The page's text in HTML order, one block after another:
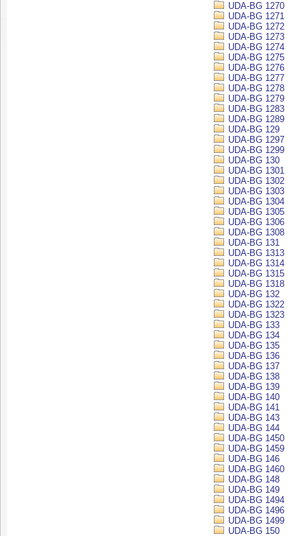
UDA-BG 1270
UDA-BG 1271
UDA-BG 1272
UDA-BG 1273
UDA-BG 1274
UDA-BG 1275
UDA-BG 1276
UDA-BG 1277
UDA-BG 1278
UDA-BG 1279
UDA-BG 1283
UDA-BG 1289
UDA-BG 129
UDA-BG 1297
UDA-BG 1299
UDA-BG 130
UDA-BG 1301
UDA-BG 1302
UDA-BG 1303
UDA-BG 1304
UDA-BG 1305
UDA-BG 1306
UDA-BG 1308
UDA-BG 131
UDA-BG 1313
UDA-BG 1314
UDA-BG 1315
UDA-BG 1318
UDA-BG 132
UDA-BG 1322
UDA-BG 1323
UDA-BG 133
UDA-BG 134
UDA-BG 135
UDA-BG 136
UDA-BG 137
UDA-BG 138
UDA-BG 139
UDA-BG 140
UDA-BG 141
UDA-BG 143
UDA-BG 144
UDA-BG 1450
UDA-BG 1459
UDA-BG 146
UDA-BG 1460
UDA-BG 148
UDA-BG 149
UDA-BG 1494
UDA-BG 1496
UDA-BG 1499
UDA-BG 150